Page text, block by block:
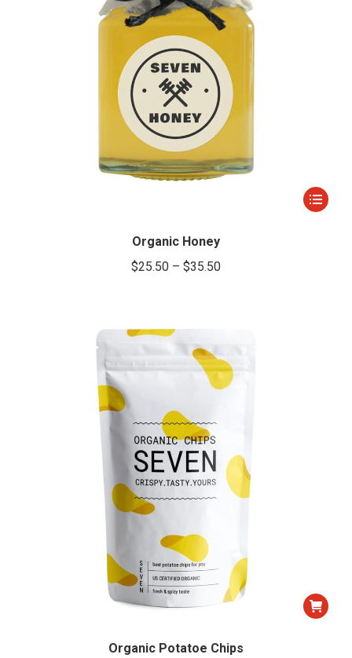
Este
producto
Organic Honey
$25.50 – $35.50
Organic Potatoe Chips